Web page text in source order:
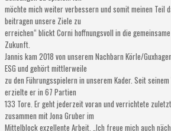
möchte mich weiter verbessern und somit meinen Teil
beitragen unsere Ziele zu
erreichen“ blickt Corni hoffnungsvoll in die gemeinsame
Zukunft.
Jannis kam 2018 von unserem Nachbarn Körle/
ESG und gehört mittlerweile
zu den Führungsspielern in unserem Kader. Seit seinem
erzielte er in 67 Partien
133 Tore. Er geht jederzeit voran und verrichtete zuletzt
zusammen mit Jona Gruber im
Mittelblock exzellente Arbeit. „Ich freue mich auch